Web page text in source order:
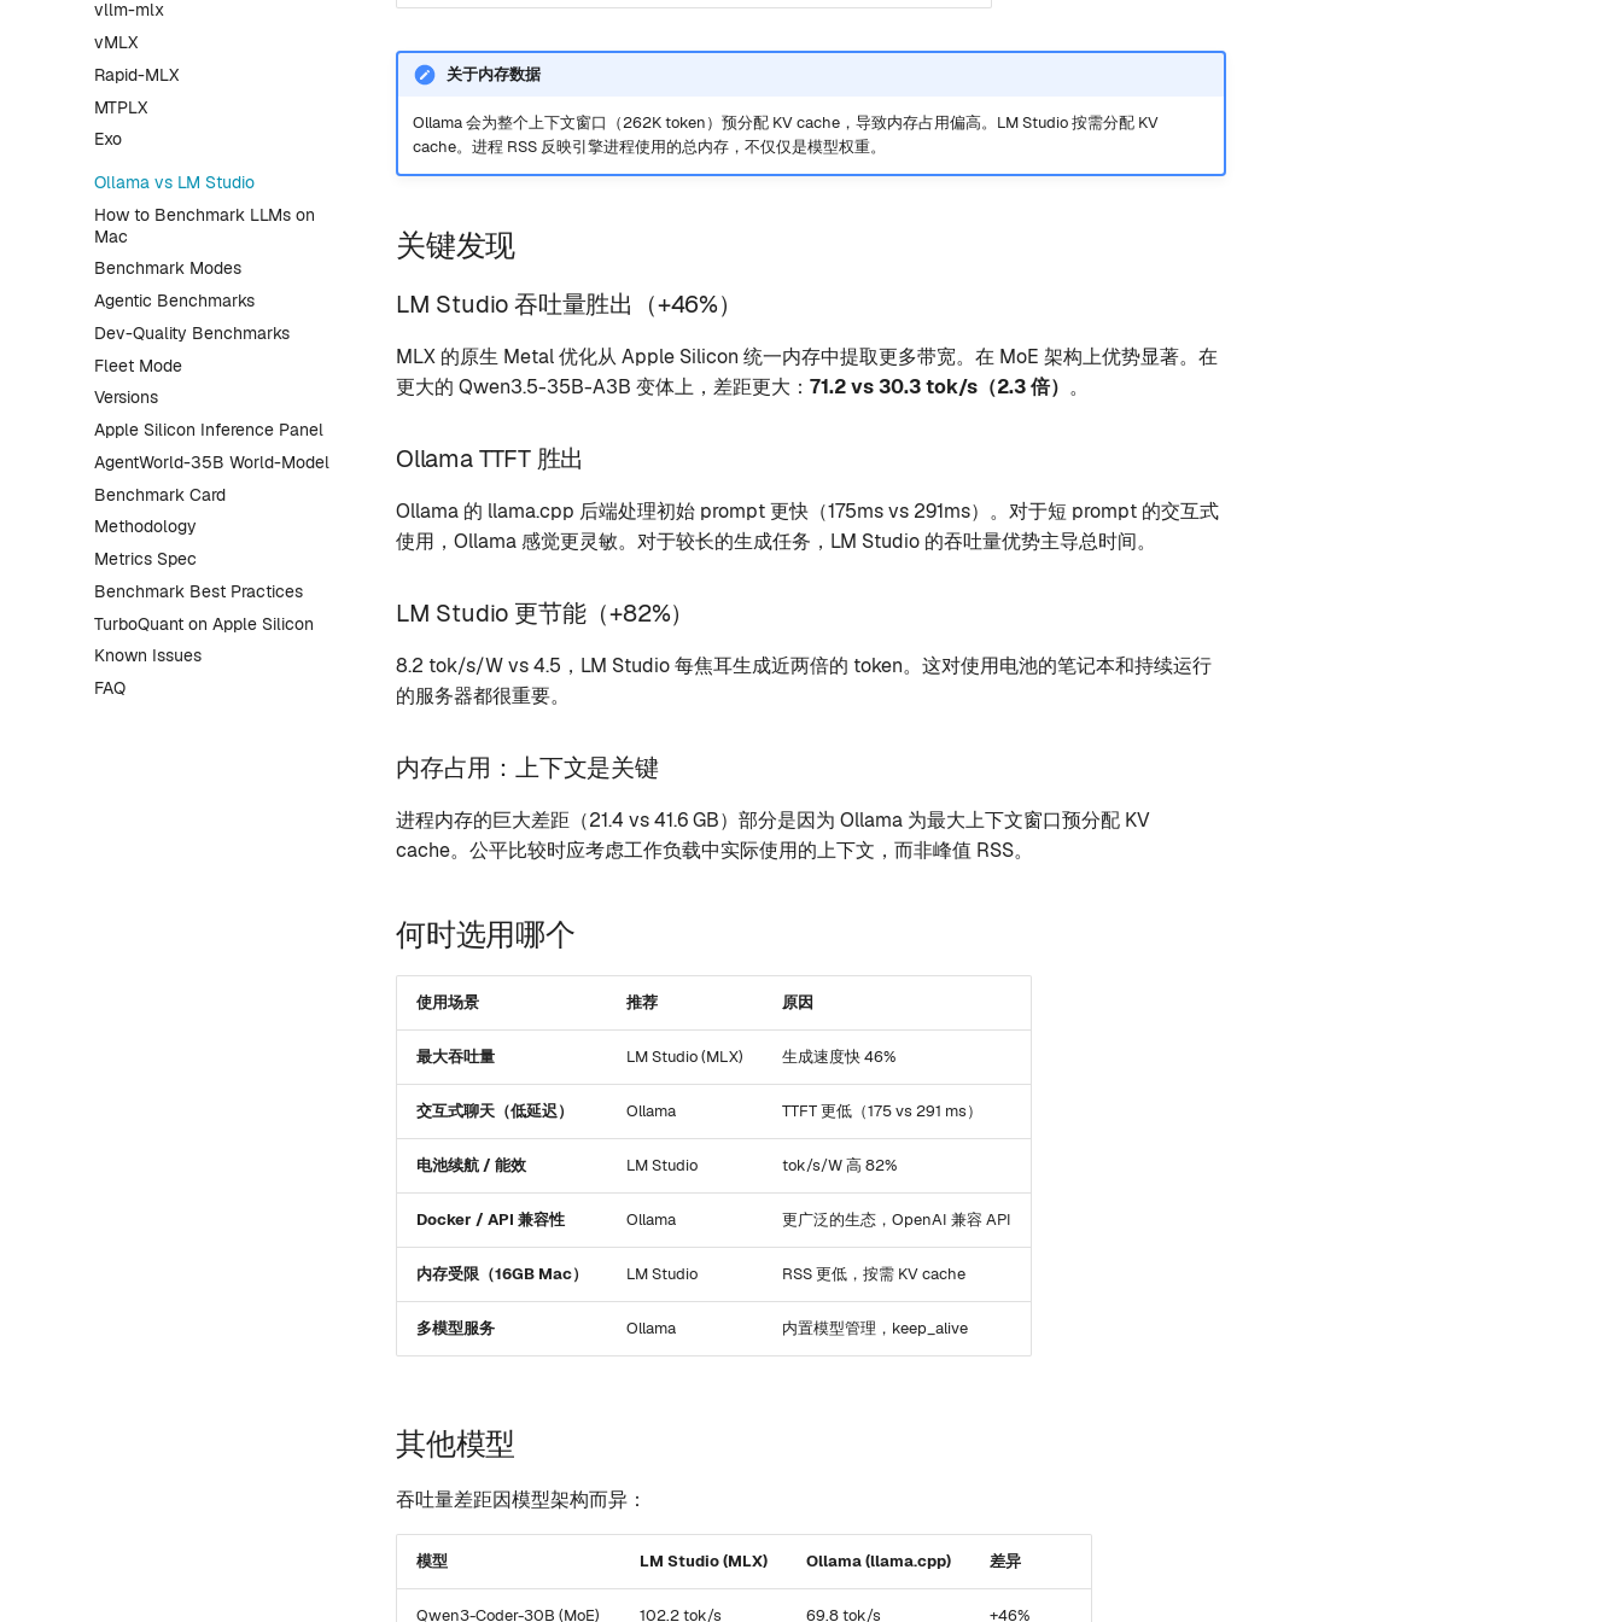
vllm-mlx
vMLX
Rapid-MLX
MTPLX
Exo
Ollama vs LM Studio
How to Benchmark LLMs on
Mac
Benchmark Modes
Agentic Benchmarks
Dev-Quality Benchmarks
Fleet Mode
Versions
Apple Silicon Inference Panel
AgentWorld-35B World-Model
Benchmark Card
Methodology
Metrics Spec
Benchmark Best Practices
TurboQuant on Apple Silicon
Known Issues
FAQ
关于内存数据
Ollama 会为整个上下文窗口（262K token）预分配 KV cache，导致内存占用偏高。LM Studio 按需分配 KV
cache。进程 RSS 反映引擎进程使用的总内存，不仅仅是模型权重。
关键发现
LM Studio 吞吐量胜出（+46%）
MLX 的原生 Metal 优化从 Apple Silicon 统一内存中提取更多带宽。在 MoE 架构上优势显著。在
更大的 Qwen3.5-35B-A3B 变体上，差距更大： 71.2 vs 30.3 tok/s（2.3 倍） 。
Ollama TTFT 胜出
Ollama 的 llama.cpp 后端处理初始 prompt 更快（175ms vs 291ms）。对于短 prompt 的交互式
使用，Ollama 感觉更灵敏。对于较长的生成任务，LM Studio 的吞吐量优势主导总时间。
LM Studio 更节能（+82%）
8.2 tok/s/W vs 4.5，LM Studio 每焦耳生成近两倍的 token。这对使用电池的笔记本和持续运行
的服务器都很重要。
内存占用：上下文是关键
进程内存的巨大差距（21.4 vs 41.6 GB）部分是因为 Ollama 为最大上下文窗口预分配 KV
cache。公平比较时应考虑工作负载中实际使用的上下文，而非峰值 RSS。
何时选用哪个
使用场景 推荐 原因
最大吞吐量 LM Studio (MLX) 生成速度快 46%
交互式聊天（低延迟） Ollama TTFT 更低（175 vs 291 ms）
电池续航 / 能效 LM Studio tok/s/W 高 82%
Docker / API 兼容性 Ollama 更广泛的生态，OpenAI 兼容 API
内存受限（16GB Mac） LM Studio RSS 更低，按需 KV cache
多模型服务 Ollama 内置模型管理，keep_alive
其他模型
吞吐量差距因模型架构而异：
模型 LM Studio (MLX) Ollama (llama.cpp) 差异
Qwen3-Coder-30B (MoE) 102.2 tok/s 69.8 tok/s +46%